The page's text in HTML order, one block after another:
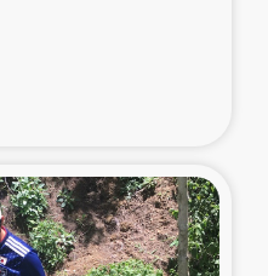
羊の畜産支援